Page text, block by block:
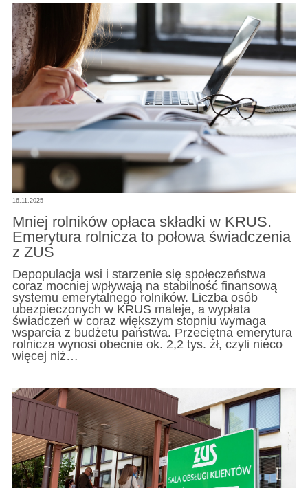
16.11.2025
Mniej rolników opłaca składki w KRUS.
Emerytura rolnicza to połowa świadczenia
z ZUS
Depopulacja wsi i starzenie się społeczeństwa
coraz mocniej wpływają na stabilność finansową
systemu emerytalnego rolników. Liczba osób
ubezpieczonych w KRUS maleje, a wypłata
świadczeń w coraz większym stopniu wymaga
wsparcia z budżetu państwa. Przeciętna emerytura
rolnicza wynosi obecnie ok. 2,2 tys. zł, czyli nieco
więcej niż…